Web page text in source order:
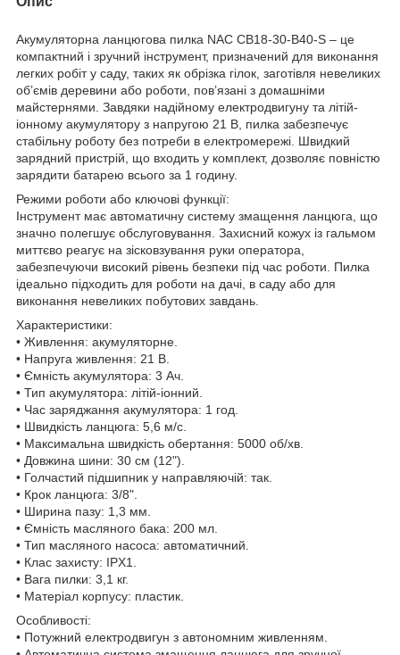
Акумуляторна ланцюгова пилка NAC CB18-30-B40-S – це
компактний і зручний інструмент, призначений для виконання
легких робіт у саду, таких як обрізка гілок, заготівля невеликих
об’ємів деревини або роботи, пов’язані з домашніми
майстернями. Завдяки надійному електродвигуну та літій-
іонному акумулятору з напругою 21 В, пилка забезпечує
стабільну роботу без потреби в електромережі. Швидкий
зарядний пристрій, що входить у комплект, дозволяє повністю
зарядити батарею всього за 1 годину.
Режими роботи або ключові функції:
Інструмент має автоматичну систему змащення ланцюга, що
значно полегшує обслуговування. Захисний кожух із гальмом
миттєво реагує на зісковзування руки оператора,
забезпечуючи високий рівень безпеки під час роботи. Пилка
ідеально підходить для роботи на дачі, в саду або для
виконання невеликих побутових завдань.
Характеристики:
• Живлення: акумуляторне.
• Напруга живлення: 21 В.
• Ємність акумулятора: 3 Ач.
• Тип акумулятора: літій-іонний.
• Час заряджання акумулятора: 1 год.
• Швидкість ланцюга: 5,6 м/с.
• Максимальна швидкість обертання: 5000 об/хв.
• Довжина шини: 30 см (12").
• Голчастий підшипник у направляючій: так.
• Крок ланцюга: 3/8".
• Ширина пазу: 1,3 мм.
• Ємність масляного бака: 200 мл.
• Тип масляного насоса: автоматичний.
• Клас захисту: IPX1.
• Вага пилки: 3,1 кг.
• Матеріал корпусу: пластик.
Особливості:
• Потужний електродвигун з автономним живленням.